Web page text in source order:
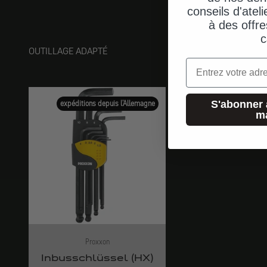
OUTILLAGE ADAPTÉ
expéditions depuis l'Allemagne
Proxxon
Inbusschlüssel (HX)
conseils
à des
Email
S'abonner